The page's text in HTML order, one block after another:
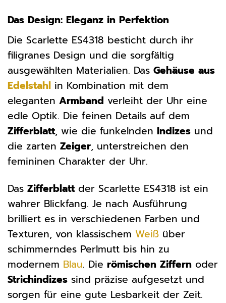
Das Design: Eleganz in Perfektion
Die Scarlette ES4318 besticht durch ihr
filigranes Design und die sorgfältig
ausgewählten Materialien. Das Gehäuse aus
Edelstahl in Kombination mit dem
eleganten Armband verleiht der Uhr eine
edle Optik. Die feinen Details auf dem
Zifferblatt, wie die funkelnden Indizes und
die zarten Zeiger, unterstreichen den
femininen Charakter der Uhr.
Das Zifferblattder Scarlette ES4318 ist ein
wahrer Blickfang. Je nach Ausführung
brilliert es in verschiedenen Farben und
Texturen, von klassischem Weiß über
schimmerndes Perlmutt bis hin zu
modernem Blau. Die römischen Ziffern oder
Strichindizes sind präzise aufgesetzt und
sorgen für eine gute Lesbarkeit der Zeit.